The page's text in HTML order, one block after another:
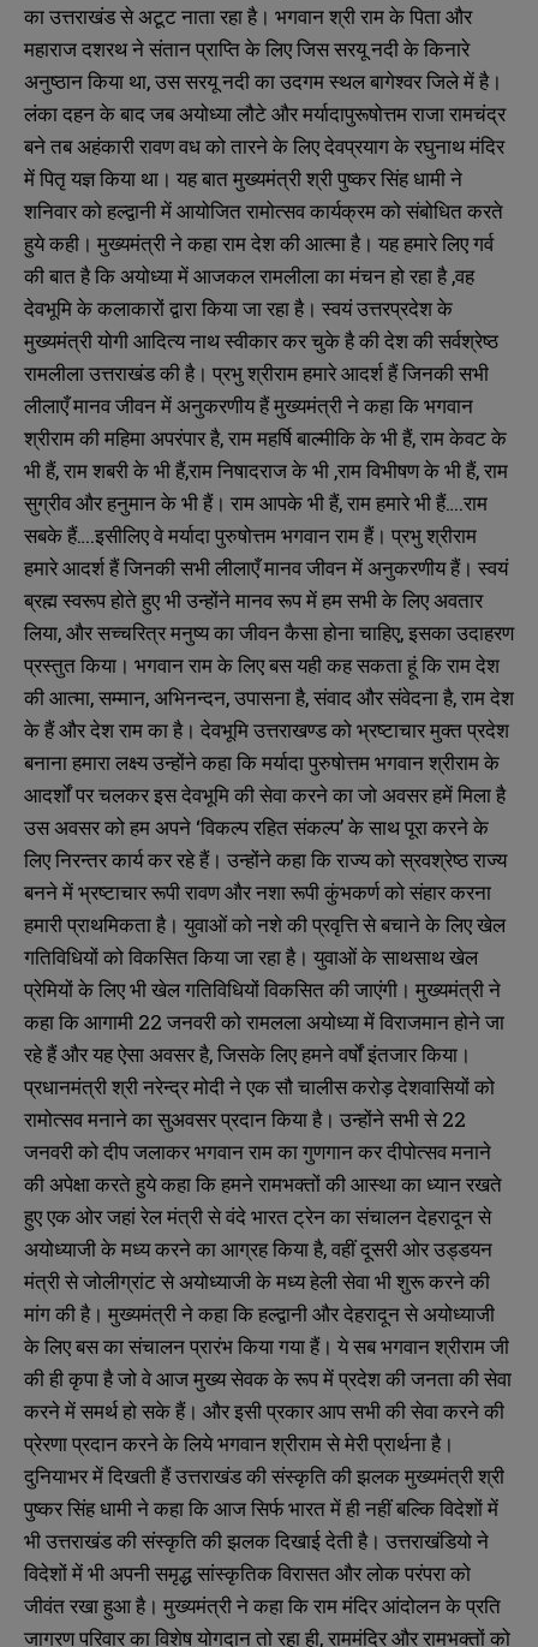
का उत्तराखंड से अटूट नाता रहा है। भगवान श्री राम के पिता और
महाराज दशरथ ने संतान प्राप्ति के लिए जिस सरयू नदी के किनारे
अनुष्ठान किया था, उस सरयू नदी का उदगम स्थल बागेश्वर जिले में है।
लंका दहन के बाद जब अयोध्या लौटे और मर्यादापुरूषोत्तम राजा रामचंद्र
बने तब अहंकारी रावण वध को तारने के लिए देवप्रयाग के रघुनाथ मंदिर
में पितृ यज्ञ किया था। यह बात मुख्यमंत्री श्री पुष्कर सिंह धामी ने
शनिवार को हल्द्वानी में आयोजित रामोत्सव कार्यक्रम को संबोधित करते
हुये कही। मुख्यमंत्री ने कहा राम देश की आत्मा है। यह हमारे लिए गर्व
की बात है कि अयोध्या में आजकल रामलीला का मंचन हो रहा है ,वह
देवभूमि के कलाकारों द्वारा किया जा रहा है। स्वयं उत्तरप्रदेश के
मुख्यमंत्री योगी आदित्य नाथ स्वीकार कर चुके है की देश की सर्वश्रेष्ठ
रामलीला उत्तराखंड की है। प्रभु श्रीराम हमारे आदर्श हैं जिनकी सभी
लीलाएँ मानव जीवन में अनुकरणीय हैं मुख्यमंत्री ने कहा कि भगवान
श्रीराम की महिमा अपरंपार है, राम महर्षि बाल्मीकि के भी हैं, राम केवट के
भी हैं, राम शबरी के भी हैं,राम निषादराज के भी ,राम विभीषण के भी हैं, राम
सुग्रीव और हनुमान के भी हैं। राम आपके भी हैं, राम हमारे भी हैं….राम
सबके हैं….इसीलिए वे मर्यादा पुरुषोत्तम भगवान राम हैं। प्रभु श्रीराम
हमारे आदर्श हैं जिनकी सभी लीलाएँ मानव जीवन में अनुकरणीय हैं। स्वयं
ब्रह्म स्वरूप होते हुए भी उन्होंने मानव रूप में हम सभी के लिए अवतार
लिया, और सच्चरित्र मनुष्य का जीवन कैसा होना चाहिए, इसका उदाहरण
प्रस्तुत किया। भगवान राम के लिए बस यही कह सकता हूं कि राम देश
की आत्मा, सम्मान, अभिनन्दन, उपासना है, संवाद और संवेदना है, राम देश
के हैं और देश राम का है। देवभूमि उत्तराखण्ड को भ्रष्टाचार मुक्त प्रदेश
बनाना हमारा लक्ष्य उन्होंने कहा कि मर्यादा पुरुषोत्तम भगवान श्रीराम के
आदर्शों पर चलकर इस देवभूमि की सेवा करने का जो अवसर हमें मिला है
उस अवसर को हम अपने ‘विकल्प रहित संकल्प’ के साथ पूरा करने के
लिए निरन्तर कार्य कर रहे हैं। उन्होंने कहा कि राज्य को स्रवश्रेष्ठ राज्य
बनने में भ्रष्टाचार रूपी रावण और नशा रूपी कुंभकर्ण को संहार करना
हमारी प्राथमिकता है। युवाओं को नशे की प्रवृत्ति से बचाने के लिए खेल
गतिविधियों को विकसित किया जा रहा है। युवाओं के साथसाथ खेल
प्रेमियों के लिए भी खेल गतिविधियों विकसित की जाएंगी। मुख्यमंत्री ने
कहा कि आगामी 22 जनवरी को रामलला अयोध्या में विराजमान होने जा
रहे हैं और यह ऐसा अवसर है, जिसके लिए हमने वर्षों इंतजार किया।
प्रधानमंत्री श्री नरेन्द्र मोदी ने एक सौ चालीस करोड़ देशवासियों को
रामोत्सव मनाने का सुअवसर प्रदान किया है। उन्होंने सभी से 22
जनवरी को दीप जलाकर भगवान राम का गुणगान कर दीपोत्सव मनाने
की अपेक्षा करते हुये कहा कि हमने रामभक्तों की आस्था का ध्यान रखते
हुए एक ओर जहां रेल मंत्री से वंदे भारत ट्रेन का संचालन देहरादून से
अयोध्याजी के मध्य करने का आग्रह किया है, वहीं दूसरी ओर उड्डयन
मंत्री से जोलीग्रांट से अयोध्याजी के मध्य हेली सेवा भी शुरू करने की
मांग की है। मुख्यमंत्री ने कहा कि हल्द्वानी और देहरादून से अयोध्याजी
के लिए बस का संचालन प्रारंभ किया गया हैं। ये सब भगवान श्रीराम जी
की ही कृपा है जो वे आज मुख्य सेवक के रूप में प्रदेश की जनता की सेवा
करने में समर्थ हो सके हैं। और इसी प्रकार आप सभी की सेवा करने की
प्रेरणा प्रदान करने के लिये भगवान श्रीराम से मेरी प्रार्थना है।
दुनियाभर में दिखती हैं उत्तराखंड की संस्कृति की झलक मुख्यमंत्री श्री
पुष्कर सिंह धामी ने कहा कि आज सिर्फ भारत में ही नहीं बल्कि विदेशों में
भी उत्तराखंड की संस्कृति की झलक दिखाई देती है। उत्तराखंडियो ने
विदेशों में भी अपनी समृद्ध सांस्कृतिक विरासत और लोक परंपरा को
जीवंत रखा हुआ है। मुख्यमंत्री ने कहा कि राम मंदिर आंदोलन के प्रति
जागरण परिवार का विशेष योगदान तो रहा ही, राममंदिर और रामभक्तों को